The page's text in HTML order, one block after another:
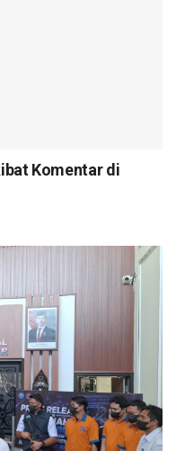
Komentar di